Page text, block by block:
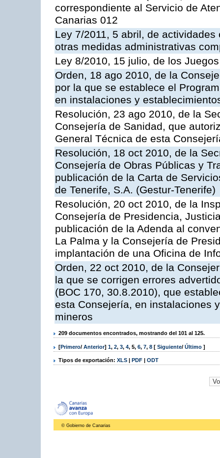
correspondiente al Servicio de
Canarias 012
Ley 7/2011, 5 abril, de
otras medidas administrativas
Ley 8/2010, 15 julio, de los
Orden, 18 ago 2010, de la
por la que se establece el
en instalaciones y
Resolución, 23 ago 2010, de la
Consejería de Sanidad, que
General Técnica de esta
Resolución, 18 oct 2010, de la
Consejería de Obras Públicas y
publicación de la Carta de
de Tenerife, S.A. (Gestur-Tenerife)
Resolución, 20 oct 2010, de la
Consejería de Presidencia,
publicación de la Adenda al
La Palma y la Consejería de
implantación de una Oficina de
Orden, 22 oct 2010, de la
la que se corrigen errores
(BOC 170, 30.8.2010), que
esta Consejería, en instalaciones
mineros
209 documentos encontrados, mostrando del 101 al 125.
[Primero/ Anterior] 1, 2, 3, 4, 5, 6, 7, 8 [ Siguiente/ Último ]
Tipos de exportación: XLS | PDF | ODT
© Gobierno de Canarias